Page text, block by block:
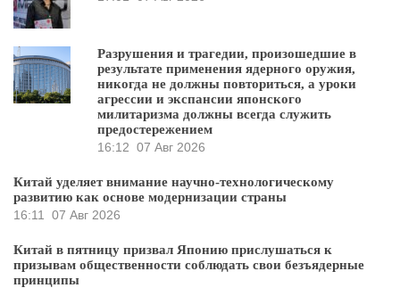
Разрушения и трагедии, произошедшие в
результате применения ядерного оружия,
никогда не должны повториться, а уроки
агрессии и экспансии японского
милитаризма должны всегда служить
предостережением
16:12 07 Авг 2026
Китай уделяет внимание научно-технологическому
развитию как основе модернизации страны
16:11
07 Авг 2026
Китай в пятницу призвал Японию прислушаться к
призывам общественности соблюдать свои безъядерные
принципы